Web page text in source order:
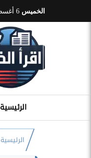
الخميس
الرئيسية
الرئيسية